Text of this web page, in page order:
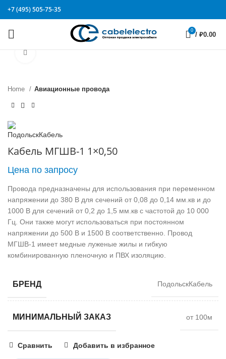
+7 (495) 505-75-35
0
/ ₽0.00
Home Авиационные провода
Кабель МГШВ-1 1×0,50
Цена по запросу
Провода предназначены для использования при переменном
напряжении до 380 В для сечений от 0,08 до 0,14 мм.кв и до
1000 В для сечений от 0,2 до 1,5 мм.кв с частотой до 10 000
Гц. Они также могут использоваться при постоянном
напряжении до 500 В и 1500 В соответственно. Провод
МГШВ-1 имеет медные луженые жилы и гибкую
комбинированную пленочную и ПВХ изоляцию.
БРЕНД ПодольскКабель
МИНИМАЛЬНЫЙ ЗАКАЗ от 100м
Сравнить Добавить в избранное